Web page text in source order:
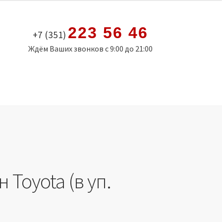
+7 (351) 223 56 46
Ждём Ваших звонков с 9:00 до 21:00
Toyota (в уп.